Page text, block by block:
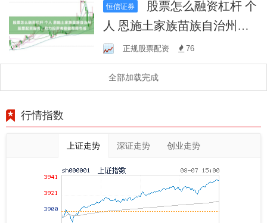
恒信证券
人 恩施土家族苗族自治州股
票配资服务，助力投资者稳
健布局市场
正规股票配资 76
全部加载完成
行情指数
上证走势 深证走势 创业走势